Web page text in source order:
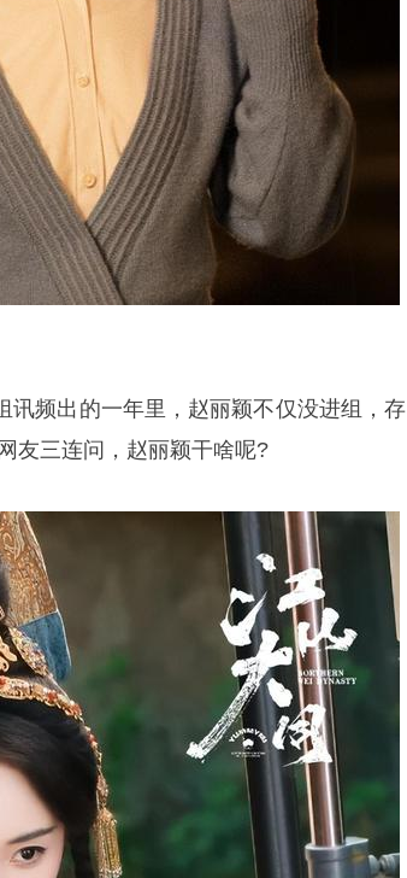
讯频出的一年里，赵丽颖不仅没进组，存
友三连问，赵丽颖干啥呢?